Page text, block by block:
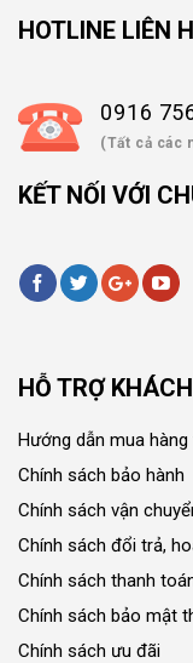
HOTLINE LIÊN
0916
(Tất cả các
KẾT NỐI VỚI
HỖ TRỢ
Hướng dẫn mua
Chính sách bảo hành
Chính sách vận
Chính sách đổi trả,
Chính sách thanh
Chính sách bảo mật
Chính sách ưu đãi